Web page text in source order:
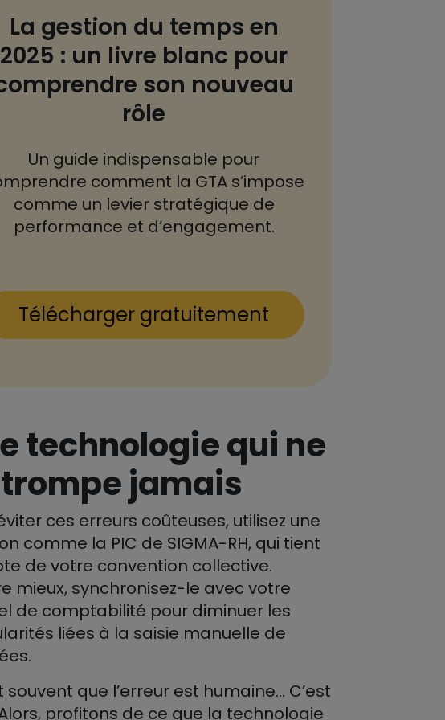
La gestion du temps en
2025 : un livre blanc pour
son nouveau
rôle
Un guide indispensable pour
comment la GTA s’impose
comme un levier stratégique de
performance et d’engagement.
Télécharger gratuitement
technologie qui ne
jamais
ces erreurs coûteuses, utilisez une
comme la PIC de SIGMA-RH, qui tient
de votre convention collective.
mieux, synchronisez-le avec votre
de comptabilité pour diminuer les
liées à la saisie manuelle de
souvent que l’erreur est humaine… C’est
profitons de ce que la technologie